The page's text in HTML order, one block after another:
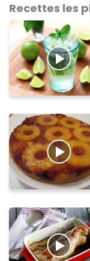
Recettes les